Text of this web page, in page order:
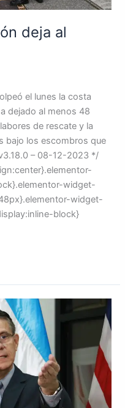
deja al
el lunes la costa
dejado al menos 48
de rescate y la
bajo los escombros que
– 08-12-2023 */
widget-
widget-
block}